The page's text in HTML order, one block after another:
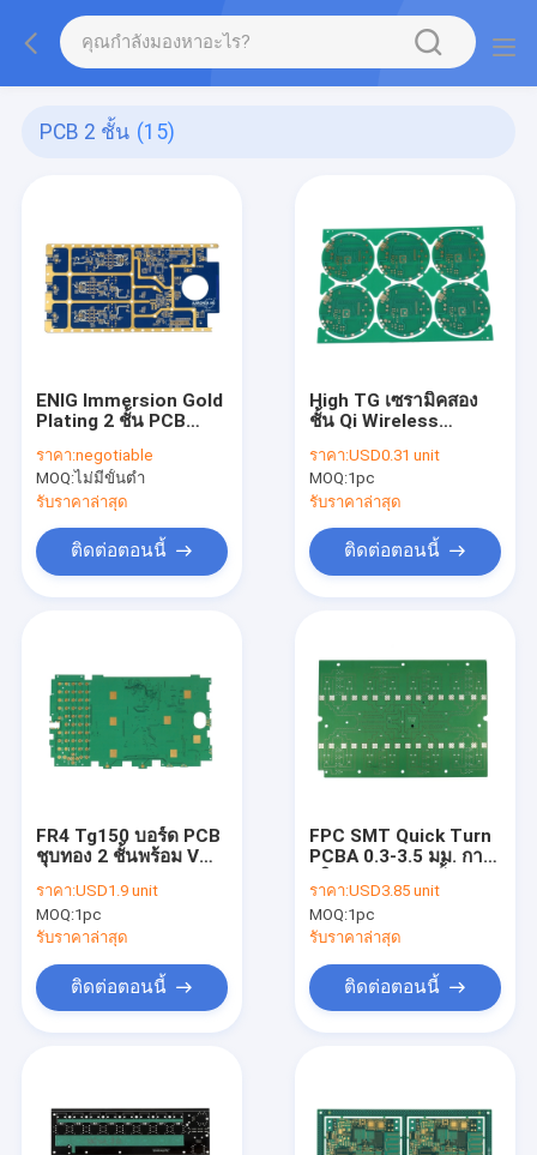
PCB 2 ชั้น (15)
ENIG Immersion Gold
Plating 2 ชั้น PCB
ISO13485 ISO 9001
ราคา:negotiable
MOQ:ไม่มีขั้นต่ำ
รับราคาล่าสุด
ติดต่อตอนนี้
High TG เซรามิคสอง
ชั้น Qi Wireless
Board OEM ODM
ราคา:USD0.31 unit
MOQ:1pc
รับราคาล่าสุด
ติดต่อตอนนี้
FR4 Tg150 บอร์ด PCB
ชุบทอง 2 ชั้นพร้อม V
ราคา:USD1.9 unit
MOQ:1pc
รับราคาล่าสุด
ติดต่อตอนนี้
FPC SMT Quick Turn
PCBA 0.3-3.5 มม. การ
ความหนา
ราคา:USD3.85 unit
MOQ:1pc
รับราคาล่าสุด
ติดต่อตอนนี้